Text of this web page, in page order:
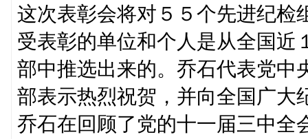
这次表彰会将对５５个先进纪检
受表彰的单位和个人是从全国近
部中推选出来的。乔石代表党中
部表示热烈祝贺，并向全国广大
乔石在回顾了党的十一届三中全